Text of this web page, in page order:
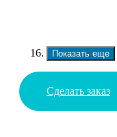
Показать еще
Сделать заказ